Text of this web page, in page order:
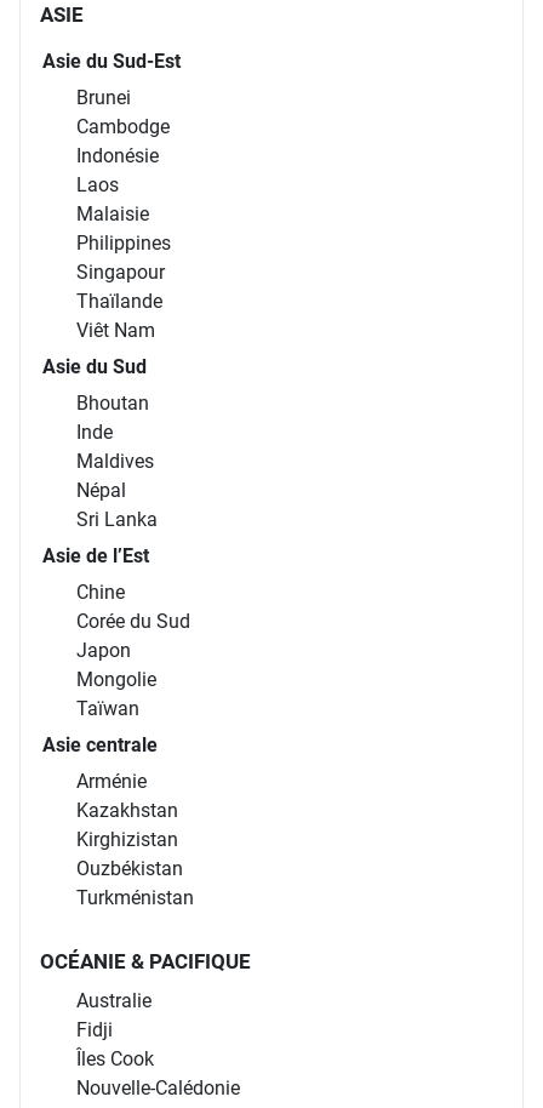
ASIE
Asie du Sud-Est
Brunei
Cambodge
Indonésie
Laos
Malaisie
Philippines
Singapour
Thaïlande
Viêt Nam
Asie du Sud
Bhoutan
Inde
Maldives
Népal
Sri Lanka
Asie de l’Est
Chine
Corée du Sud
Japon
Mongolie
Taïwan
Asie centrale
Arménie
Kazakhstan
Kirghizistan
Ouzbékistan
Turkménistan
OCÉANIE & PACIFIQUE
Australie
Fidji
Îles Cook
Nouvelle-Calédonie